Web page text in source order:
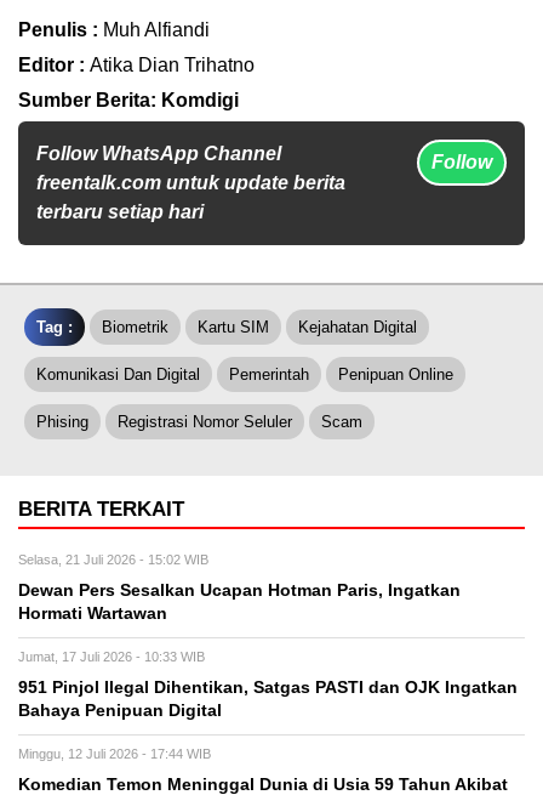
Penulis : Muh Alfiandi
Editor : Atika Dian Trihatno
Sumber Berita: Komdigi
Follow WhatsApp Channel
freentalk.com untuk update berita
terbaru setiap hari
Follow
Tag : Biometrik Kartu SIM Kejahatan Digital
Komunikasi Dan Digital Pemerintah Penipuan Online
Phising Registrasi Nomor Seluler Scam
BERITA TERKAIT
Selasa, 21 Juli 2026 - 15:02 WIB
Dewan Pers Sesalkan Ucapan Hotman Paris, Ingatkan
Hormati Wartawan
Jumat, 17 Juli 2026 - 10:33 WIB
951 Pinjol Ilegal Dihentikan, Satgas PASTI dan OJK Ingatkan
Bahaya Penipuan Digital
Minggu, 12 Juli 2026 - 17:44 WIB
Komedian Temon Meninggal Dunia di Usia 59 Tahun Akibat